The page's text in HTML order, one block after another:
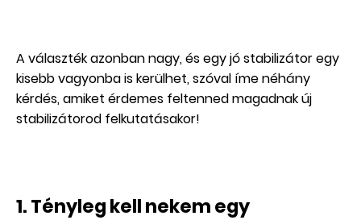
A választék azonban nagy, és egy jó stabilizátor egy
kisebb vagyonba is kerülhet, szóval íme néhány
kérdés, amiket érdemes feltenned magadnak új
stabilizátorod felkutatásakor!
1. Tényleg kell nekem egy